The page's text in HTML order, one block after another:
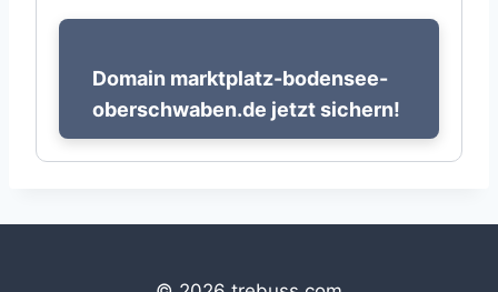
Domain marktplatz-bodensee-
oberschwaben.de jetzt sichern!